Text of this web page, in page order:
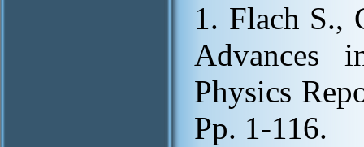
1. Flach S.,
Advances
Physics
Pp. 1-116.